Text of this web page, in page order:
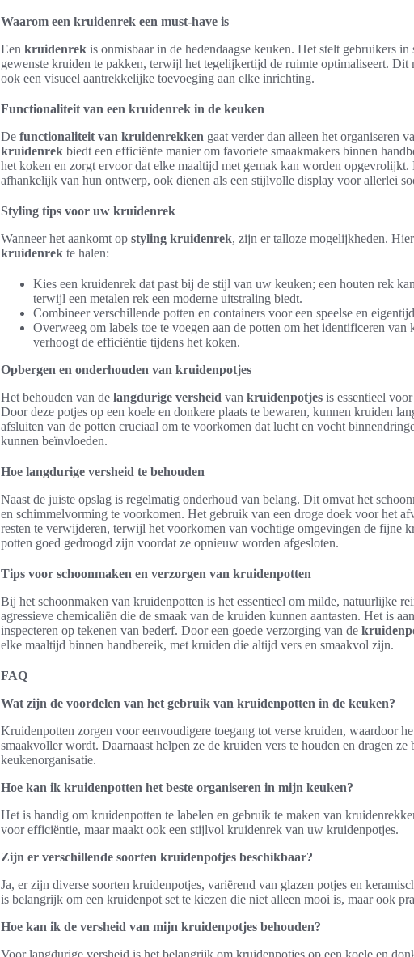
Waarom een kruidenrek een must-have is
Een kruidenrek is onmisbaar in de hedendaagse keuken. Het stelt gebruikers
gewenste kruiden te pakken, terwijl het tegelijkertijd de ruimte optimaliseert. Dit
ook een visueel aantrekkelijke toevoeging aan elke inrichting.
Functionaliteit van een kruidenrek in de keuken
De functionaliteit van kruidenrekken gaat verder dan alleen het organiseren
kruidenrek biedt een efficiënte manier om favoriete smaakmakers binnen
het koken en zorgt ervoor dat elke maaltijd met gemak kan worden
afhankelijk van hun ontwerp, ook dienen als een stijlvolle display voor allerlei
Styling tips voor uw kruidenrek
Wanneer het aankomt op styling kruidenrek, zijn er talloze mogelijkheden.
kruidenrek te halen:
Kies een kruidenrek dat past bij de stijl van uw keuken; een houten rek
terwijl een metalen rek een moderne uitstraling biedt.
Combineer verschillende potten en containers voor een speelse en
Overweeg om labels toe te voegen aan de potten om het identificeren
verhoogt de efficiëntie tijdens het koken.
Opbergen en onderhouden van kruidenpotjes
Het behouden van de langdurige versheid van kruidenpotjes is essentieel
Door deze potjes op een koele en donkere plaats te bewaren, kunnen kruiden
afsluiten van de potten cruciaal om te voorkomen dat lucht en vocht
kunnen beïnvloeden.
Hoe langdurige versheid te behouden
Naast de juiste opslag is regelmatig onderhoud van belang. Dit omvat het
en schimmelvorming te voorkomen. Het gebruik van een droge doek voor het
resten te verwijderen, terwijl het voorkomen van vochtige omgevingen de fijne
potten goed gedroogd zijn voordat ze opnieuw worden afgesloten.
Tips voor schoonmaken en verzorgen van kruidenpotten
Bij het schoonmaken van kruidenpotten is het essentieel om milde, natuurlijke
agressieve chemicaliën die de smaak van de kruiden kunnen aantasten. Het is
inspecteren op tekenen van bederf. Door een goede verzorging van de
elke maaltijd binnen handbereik, met kruiden die altijd vers en smaakvol zijn.
FAQ
Wat zijn de voordelen van het gebruik van kruidenpotten in de keuken?
Kruidenpotten zorgen voor eenvoudigere toegang tot verse kruiden, waardoor
smaakvoller wordt. Daarnaast helpen ze de kruiden vers te houden en dragen ze
keukenorganisatie.
Hoe kan ik kruidenpotten het beste organiseren in mijn keuken?
Het is handig om kruidenpotten te labelen en gebruik te maken van
voor efficiëntie, maar maakt ook een stijlvol kruidenrek van uw kruidenpotjes.
Zijn er verschillende soorten kruidenpotjes beschikbaar?
Ja, er zijn diverse soorten kruidenpotjes, variërend van glazen potjes en
is belangrijk om een kruidenpot set te kiezen die niet alleen mooi is, maar ook
Hoe kan ik de versheid van mijn kruidenpotjes behouden?
Voor langdurige versheid is het belangrijk om kruidenpotjes op een koele en